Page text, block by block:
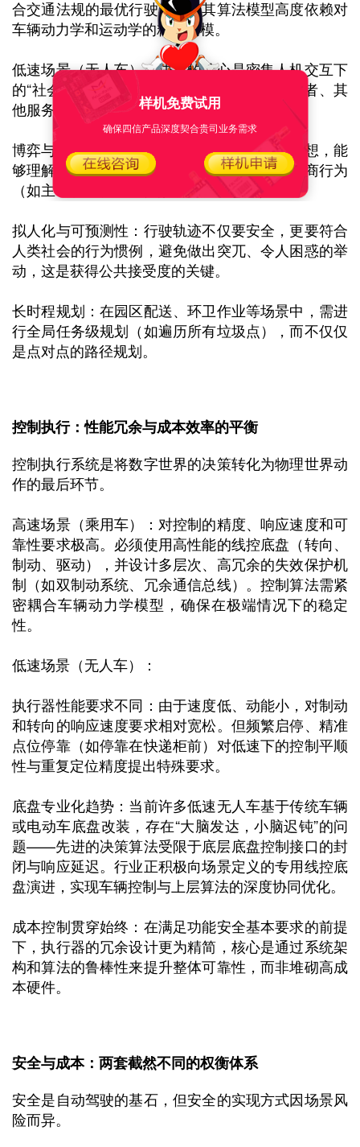
合交通法规的最优行驶轨迹。其算法模型高度依赖对
车辆动力学和运动学的精确建模。
低速场景（无人车）：决策的核心是密集人机交互下
的“社会兼容性”。车辆往往需要与行人、骑行者、其
他服务车辆在狭窄空间内共享路权。这要求：
博弈与协作：决策算法需具备基本的博弈论思想，能
够理解和预测他方意图，并做出可被理解的协商行为
（如主动礼让、通过轻微移动表达意图）。
拟人化与可预测性：行驶轨迹不仅要安全，更要符合
人类社会的行为惯例，避免做出突兀、令人困惑的举
动，这是获得公共接受度的关键。
长时程规划：在园区配送、环卫作业等场景中，需进
行全局任务级规划（如遍历所有垃圾点），而不仅仅
是点对点的路径规划。
控制执行：性能冗余与成本效率的平衡
控制执行系统是将数字世界的决策转化为物理世界动
作的最后环节。
高速场景（乘用车）：对控制的精度、响应速度和可
靠性要求极高。必须使用高性能的线控底盘（转向、
制动、驱动），并设计多层次、高冗余的失效保护机
制（如双制动系统、冗余通信总线）。控制算法需紧
密耦合车辆动力学模型，确保在极端情况下的稳定
性。
低速场景（无人车）：
执行器性能要求不同：由于速度低、动能小，对制动
和转向的响应速度要求相对宽松。但频繁启停、精准
点位停靠（如停靠在快递柜前）对低速下的控制平顺
性与重复定位精度提出特殊要求。
底盘专业化趋势：当前许多低速无人车基于传统车辆
或电动车底盘改装，存在“大脑发达，小脑迟钝”的问
题——先进的决策算法受限于底层底盘控制接口的封
闭与响应延迟。行业正积极向场景定义的专用线控底
盘演进，实现车辆控制与上层算法的深度协同优化。
成本控制贯穿始终：在满足功能安全基本要求的前提
下，执行器的冗余设计更为精简，核心是通过系统架
构和算法的鲁棒性来提升整体可靠性，而非堆砌高成
本硬件。
安全与成本：两套截然不同的权衡体系
安全是自动驾驶的基石，但安全的实现方式因场景风
险而异。
样机免费试用
确保四信产品深度契合贵司业务需求